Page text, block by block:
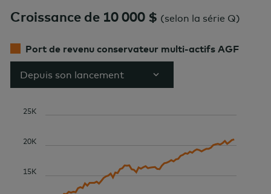
Croissance de 10 000 $ (selon la série Q)
Port de revenu conservateur multi-actifs AGF
Depuis son lancement
15K
20K
25K